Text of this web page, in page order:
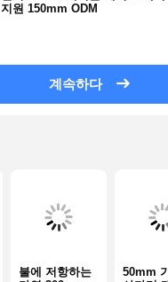
지원 150mm ODM
계속하다
불에 저항하는
50mm